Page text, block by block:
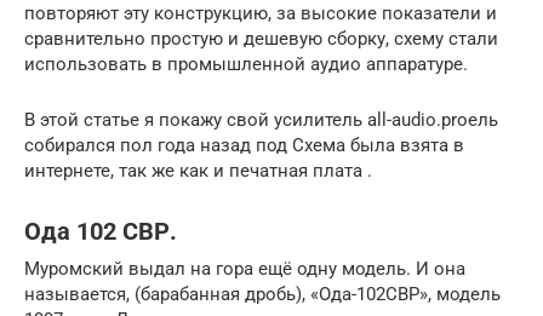
повторяют эту конструкцию, за высокие показатели и
сравнительно простую и дешевую сборку, схему стали
использовать в промышленной аудио аппаратуре.
В этой статье я покажу свой усилитель all-audio.proель
собирался пол года назад под Схема была взята в
интернете, так же как и печатная плата .
Ода 102 СВР.
Муромский выдал на гора ещё одну модель. И она
называется, (барабанная дробь), «Ода-102СВР», модель